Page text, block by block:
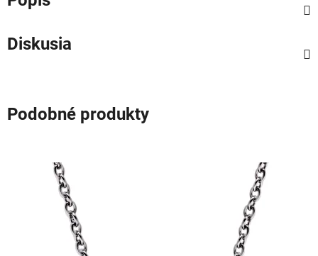
Diskusia
Podobné produkty